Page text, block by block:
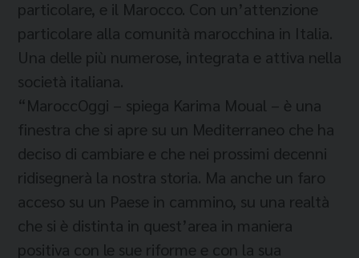
particolare, e il Marocco. Con un’attenzione
particolare alla comunità marocchina in Italia.
Una delle più numerose, integrata e attiva nella
società italiana.
“MaroccOggi – spiega Karima Moual – è una
finestra che si apre su un Mediterraneo che ha
deciso di cambiare e che nei prossimi decenni
ridisegnerà la nostra storia. Ma anche un faro
acceso su un Paese in cammino, su una realtà
che si è distinta in quest’area in maniera
positiva con le sue riforme e con la sua